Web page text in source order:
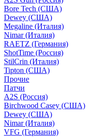
Bore Tech (США)
Dewey (США)
Megaline (Италия)
Nimar (Италия)
RAETZ (Германия)
ShotTime (Россия)
StilCrin (Италия)
Tipton (США)
Прочие
Патчи
A2S (Россия)
Birchwood Casey (США)
Dewey (США)
Nimar (Италия)
VFG (Германия)